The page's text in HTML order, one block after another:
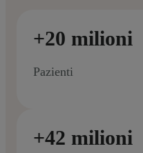
+20 milioni
Pazienti
+42 milioni